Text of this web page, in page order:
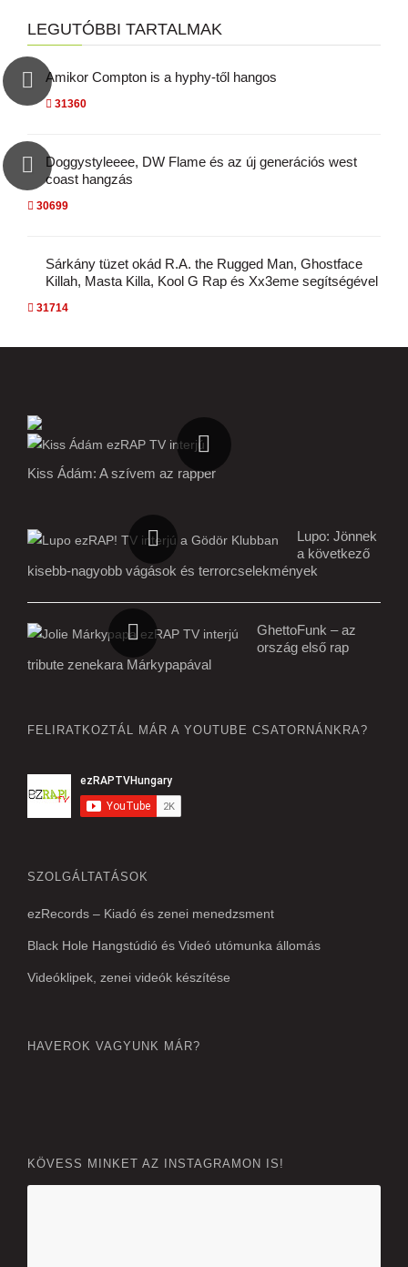
LEGUTÓBBI TARTALMAK
Amikor Compton is a hyphy-től hangos
31360
Doggystyleeee, DW Flame és az új generációs west
coast hangzás
30699
Sárkány tüzet okád R.A. the Rugged Man, Ghostface
Killah, Masta Killa, Kool G Rap és Xx3eme segítségével
31714
Kiss Ádám: A szívem az rapper
Lupo: Jönnek
a következő
kisebb-nagyobb vágások és terrorcselekmények
GhettoFunk – az
ország első rap
tribute zenekara Márkypapával
FELIRATKOZTÁL MÁR A YOUTUBE CSATORNÁNKRA?
SZOLGÁLTATÁSOK
ezRecords – Kiadó és zenei menedzsment
Black Hole Hangstúdió és Videó utómunka állomás
Videóklipek, zenei videók készítése
HAVEROK VAGYUNK MÁR?
KÖVESS MINKET AZ INSTAGRAMON IS!